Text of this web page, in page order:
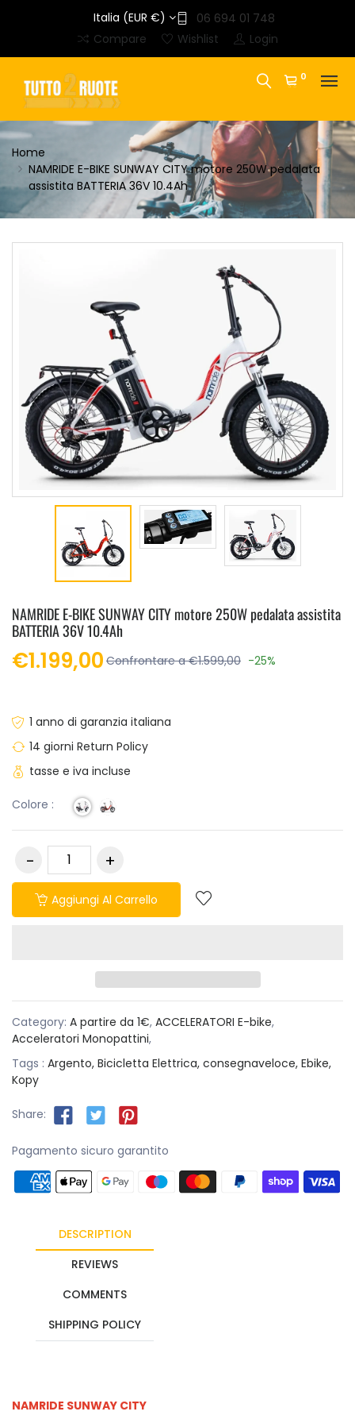
Italia (EUR €)
06 694 01 748
Compare
Wishlist Login
0
Home
NAMRIDE E-BIKE SUNWAY CITY motore 250W pedalata
assistita BATTERIA 36V 10.4Ah
NAMRIDE E-BIKE SUNWAY CITY motore 250W pedalata assistita
BATTERIA 36V 10.4Ah
€1.199,00 Confrontare a €1.599,00 -25%
1 anno di garanzia italiana
14 giorni Return Policy
tasse e iva incluse
Colore :
Aggiungi Al Carrello
Category: A partire da 1€, ACCELERATORI E-bike,
Acceleratori Monopattini,
Tags : Argento, Bicicletta Elettrica, consegnaveloce, Ebike,
Kopy
Share:
Pagamento sicuro garantito
DESCRIPTION
REVIEWS
COMMENTS
SHIPPING POLICY
NAMRIDE SUNWAY CITY